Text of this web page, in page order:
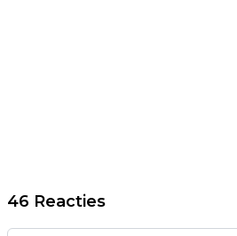
46 Reacties